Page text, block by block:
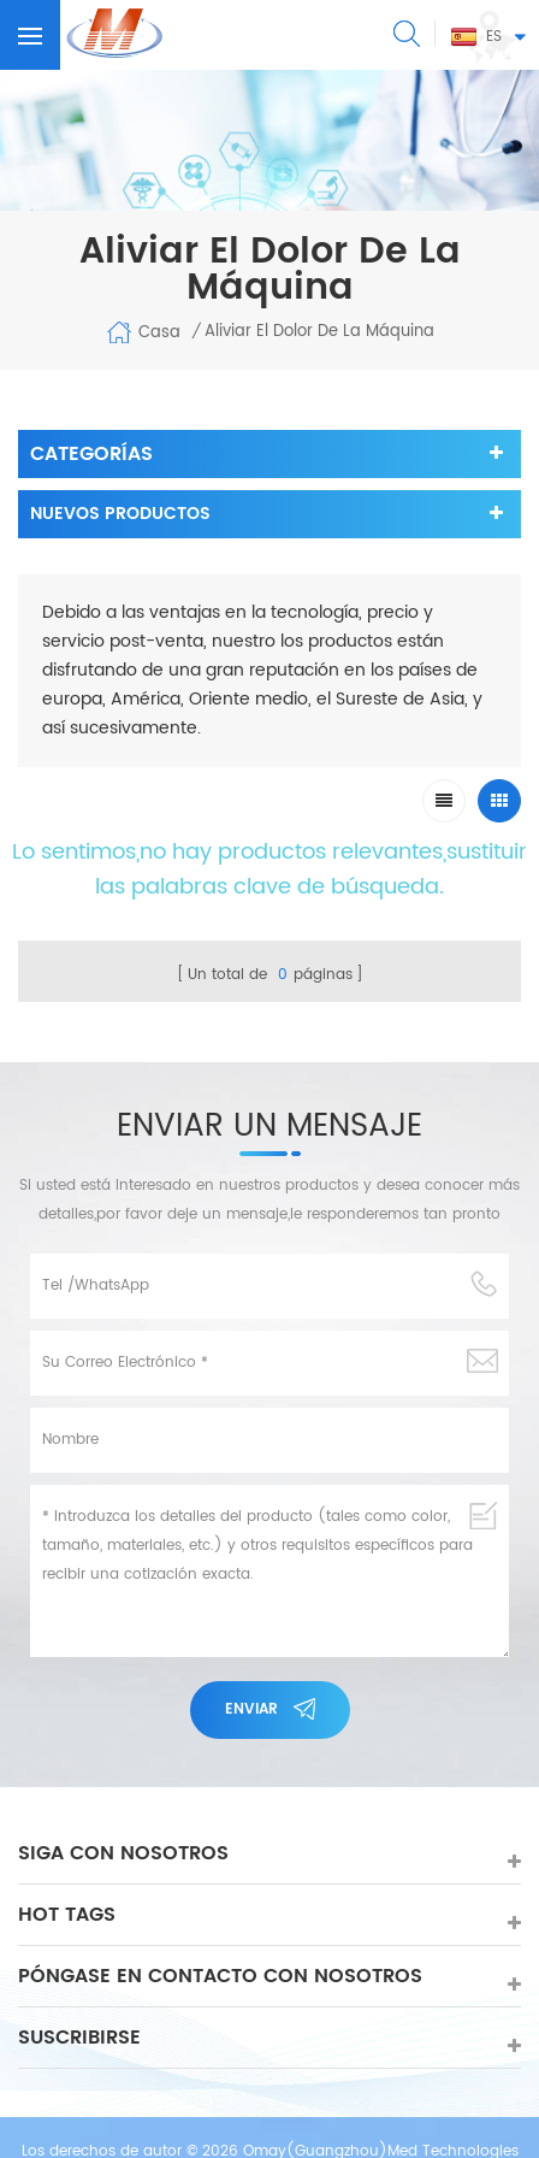
ES
Aliviar El Dolor De La
Máquina
Casa / Aliviar El Dolor De La Máquina
CATEGORÍAS
NUEVOS PRODUCTOS
Debido a las ventajas en la tecnología, precio y
servicio post-venta, nuestro los productos están
disfrutando de una gran reputación en los países de
europa, América, Oriente medio, el Sureste de Asia, y
así sucesivamente.
Lo sentimos,no hay productos relevantes,sustituir
las palabras clave de búsqueda.
Un total de 0 páginas
ENVIAR UN MENSAJE
Si usted está interesado en nuestros productos y desea conocer más
detalles,por favor deje un mensaje,le responderemos tan pronto
ENVIAR
SIGA CON NOSOTROS
HOT TAGS
PÓNGASE EN CONTACTO CON NOSOTROS
SUSCRIBIRSE
Los derechos de autor © 2026 Omay(Guangzhou)Med Technologies